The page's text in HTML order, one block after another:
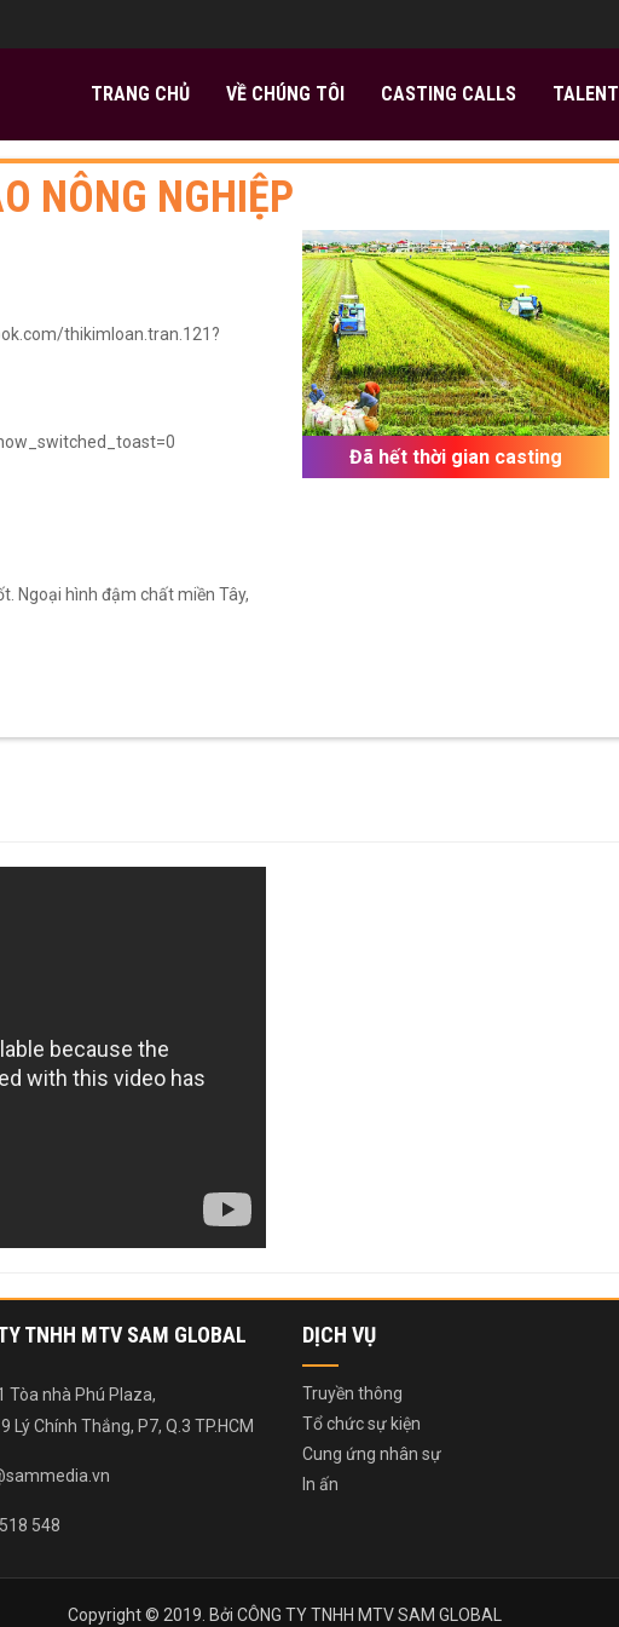
TRANG CHỦ VỀ CHÚNG TÔI CASTING CALLS TALENT
NÔNG NGHIỆP
thikimloan.tran.121?
Ngoại hình đậm chất miền Tây,
Đã hết thời gian casting
TNHH MTV SAM GLOBAL
Tòa nhà Phú Plaza,
Lý Chính Thắng, P7, Q.3 TP.HCM
548
DỊCH VỤ
Truyền thông
Tổ chức sự kiện
Cung ứng nhân sự
In ấn
Copyright © 2019. Bởi CÔNG TY TNHH MTV SAM GLOBAL